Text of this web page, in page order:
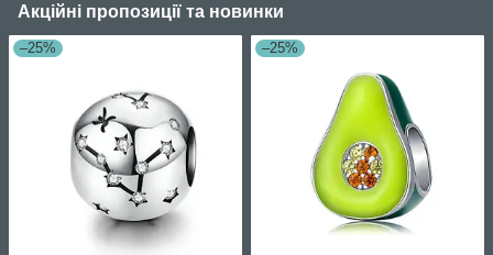
Акційні пропозиції та новинки
–25% –25%